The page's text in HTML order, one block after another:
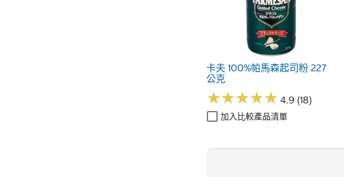
卡夫 100%帕馬森起司粉 227
公克
★★★★★
★★★★★ 4.9 (18)
加入比較產品清單